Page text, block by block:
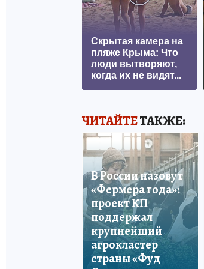
Скрытая камера на
пляже Крыма: Что
люди вытворяют,
когда их не видят...
ЧИТАЙТЕТАКЖЕ:
В России назовут
«Фермера года»:
проект КП
поддержал
крупнейший
агрокластер
страны «Фуд